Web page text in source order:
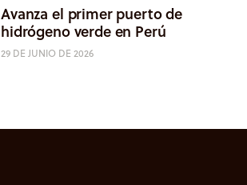
Avanza el primer puerto de
hidrógeno verde en Perú
29 DE JUNIO DE 2026